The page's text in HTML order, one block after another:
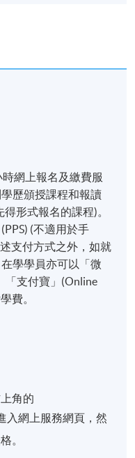
網上報名及繳費服
歷頒授課程和報讀
形式報名的課程)。
(不適用於手
支付方式之外，如就
學學員亦可以「微
「支付寶」(Online
費。
角的
入網上服務網頁，然
。